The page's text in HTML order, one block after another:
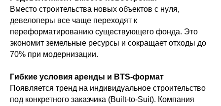
Вместо строительства новых объектов с нуля,
девелоперы все чаще переходят к
переформатированию существующего фонда. Это
экономит земельные ресурсы и сокращает отходы до
70% при модернизации.
Гибкие условия аренды и BTS-формат
Появляется тренд на индивидуальное строительство
под конкретного заказчика (Built-to-Suit). Компания